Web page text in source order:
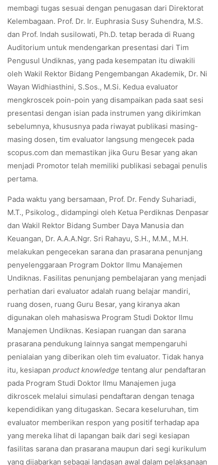
membagi tugas sesuai dengan penugasan dari Direktorat
Kelembagaan. Prof. Dr. Ir. Euphrasia Susy Suhendra, M.S.
dan Prof. Indah susilowati, Ph.D. tetap berada di Ruang
Auditorium untuk mendengarkan presentasi dari Tim
Pengusul Undiknas, yang pada kesempatan itu diwakili
oleh Wakil Rektor Bidang Pengembangan Akademik, Dr. Ni
Wayan Widhiasthini, S.Sos., M.Si. Kedua evaluator
mengkroscek poin-poin yang disampaikan pada saat sesi
presentasi dengan isian pada instrumen yang dikirimkan
sebelumnya, khususnya pada riwayat publikasi masing-
masing dosen, tim evaluator langsung mengecek pada
scopus.com dan memastikan jika Guru Besar yang akan
menjadi Promotor telah memiliki publikasi sebagai penulis
pertama.
Pada waktu yang bersamaan, Prof. Dr. Fendy Suhariadi,
M.T., Psikolog., didampingi oleh Ketua Perdiknas Denpasar
dan Wakil Rektor Bidang Sumber Daya Manusia dan
Keuangan, Dr. A.A.A.Ngr. Sri Rahayu, S.H., M.M., M.H.
melakukan pengecekan sarana dan prasarana penunjang
penyelenggaraan Program Doktor Ilmu Manajemen
Undiknas. Fasilitas penunjang pembelajaran yang menjadi
perhatian dari evaluator adalah ruang belajar mandiri,
ruang dosen, ruang Guru Besar, yang kiranya akan
digunakan oleh mahasiswa Program Studi Doktor Ilmu
Manajemen Undiknas. Kesiapan ruangan dan sarana
prasarana pendukung lainnya sangat mempengaruhi
penialaian yang diberikan oleh tim evaluator. Tidak hanya
itu, kesiapan product knowledge tentang alur pendaftaran
pada Program Studi Doktor Ilmu Manajemen juga
dikroscek melalui simulasi pendaftaran dengan tenaga
kependidikan yang ditugaskan. Secara keseluruhan, tim
evaluator memberikan respon yang positif terhadap apa
yang mereka lihat di lapangan baik dari segi kesiapan
fasilitas sarana dan prasarana maupun dari segi kurikulum
yang dijabarkan sebagai landasan awal dalam pelaksanaan